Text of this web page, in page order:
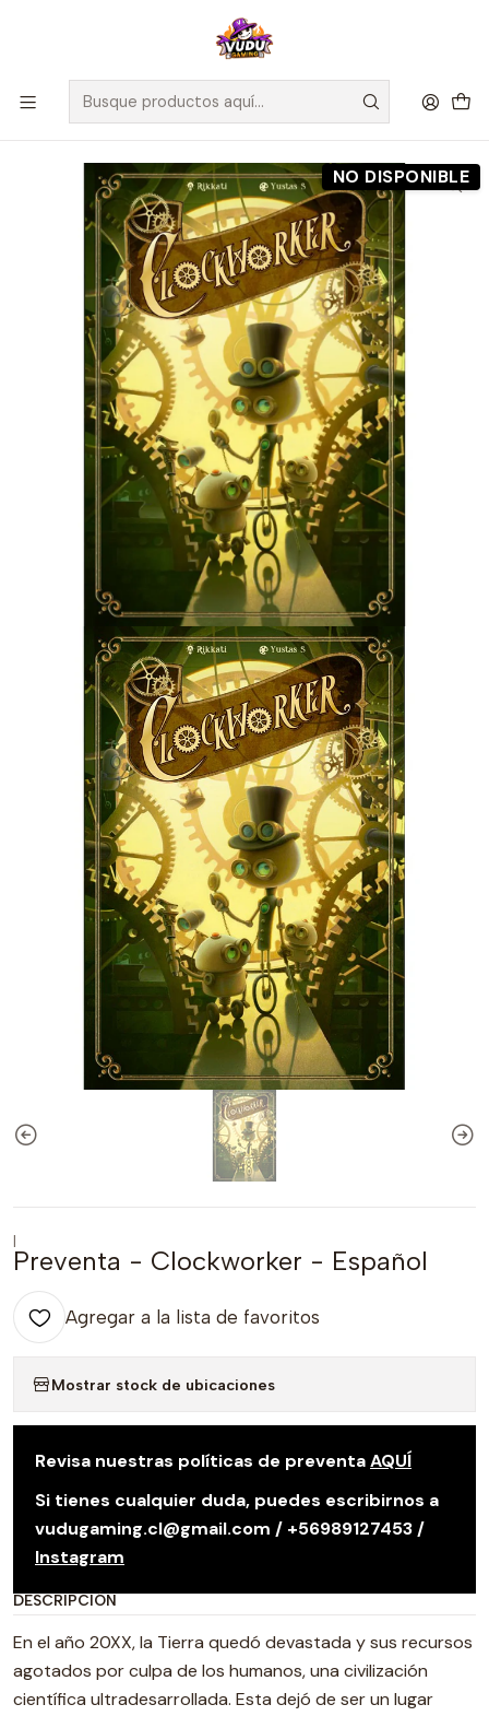
🚀 ¡Despachamos a todo Chile! Envío GRATIS a Regiones sobre
$100.000 y a RM sobre $35.000
Inicio Preventas Maldito Games
Preventa - Clockworker - Español
NO DISPONIBLE
|
Preventa - Clockworker - Español
Agregar a la lista de favoritos
Mostrar stock de ubicaciones
Revisa nuestras políticas de preventaAQUÍ
Si tienes cualquier duda, puedes escribirnos a
vudugaming.cl@gmail.com / +56989127453 /
Instagram
DESCRIPCIÓN
En el año 20XX, la Tierra quedó devastada y sus recursos
agotados por culpa de los humanos, una civilización
científica ultradesarrollada. Esta dejó de ser un lugar